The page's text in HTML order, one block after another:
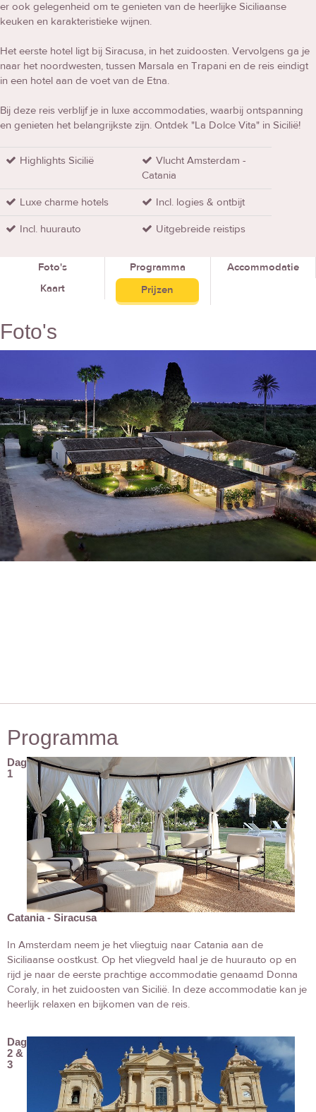
er ook gelegenheid om te genieten van de heerlijke Siciliaanse
keuken en karakteristieke wijnen.
Het eerste hotel ligt bij Siracusa, in het zuidoosten. Vervolgens ga je
naar het noordwesten, tussen Marsala en Trapani en de reis eindigt
in een hotel aan de voet van de Etna.
Bij deze reis verblijf je in luxe accommodaties, waarbij ontspanning
en genieten het belangrijkste zijn. Ontdek "La Dolce Vita" in Sicilië!
Highlights Sicilië
Vlucht Amsterdam -
Catania
Luxe charme hotels
Incl. logies & ontbijt
Incl. huurauto
Uitgebreide reistips
Foto's Programma
Accommodatie
Kaart
Prijzen
Foto's
Programma
Dag
1
Catania - Siracusa
In Amsterdam neem je het vliegtuig naar Catania aan de
Siciliaanse oostkust. Op het vliegveld haal je de huurauto op en
rijd je naar de eerste prachtige accommodatie genaamd Donna
Coraly, in het zuidoosten van Sicilië. In deze accommodatie kan je
heerlijk relaxen en bijkomen van de reis.
Dag
2 &
3